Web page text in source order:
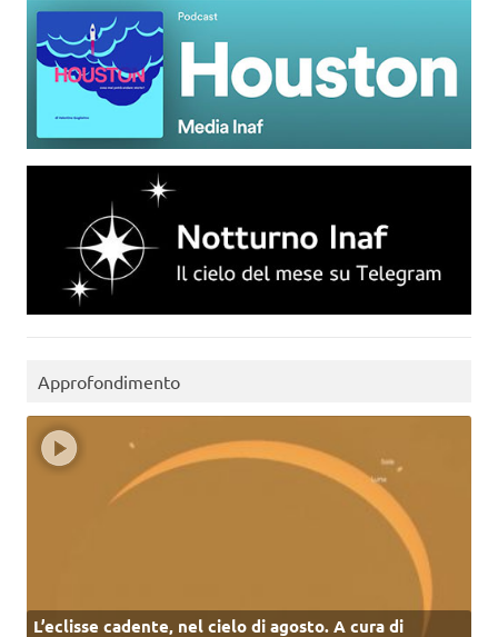
Approfondimento
L’eclisse cadente, nel cielo di agosto. A cura di